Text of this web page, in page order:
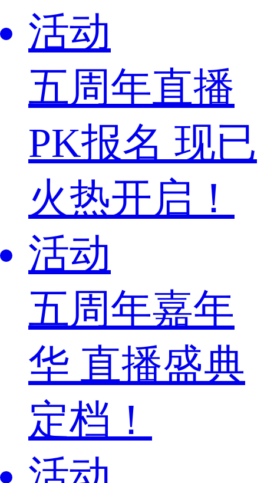
活动
五周年直播
PK报名 现已
火热开启！
活动
五周年嘉年
华 直播盛典
定档！